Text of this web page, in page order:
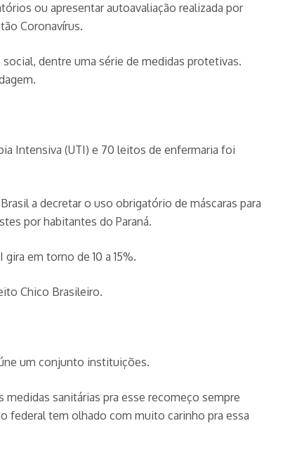
ou apresentar autoavaliação realizada por
Coronavírus.
dentre uma série de medidas protetivas.
Intensiva (UTI) e 70 leitos de enfermaria foi
a decretar o uso obrigatório de máscaras para
por habitantes do Paraná.
em torno de 10 a 15%.
Chico Brasileiro.
um conjunto instituições.
sanitárias pra esse recomeço sempre
federal tem olhado com muito carinho pra essa